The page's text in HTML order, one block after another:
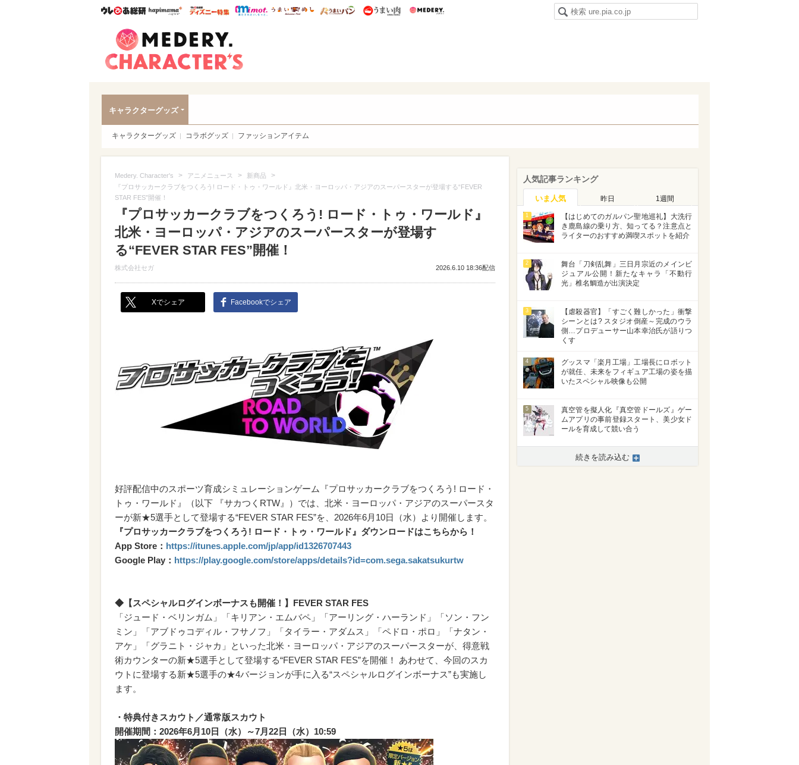
ウレぴあ総研ハピママ* ウレぴあ総研 ディズニー特集
mimot. うまいめし うまいパン うまい肉
キャラクターグッズ
キャラクターグッズ コラボグッズ ファッションアイテム
Medery. Character's > アニメニュース > 新商品 >
『プロサッカークラブをつくろう! ロード・トゥ・ワールド』北米・ヨーロッパ・アジアのスーパースターが登場する“FEVER
STAR FES”開催！
『プロサッカークラブをつくろう! ロード・トゥ・ワールド』
北米・ヨーロッパ・アジアのスーパースターが登場す
る“FEVER STAR FES”開催！
株式会社セガ 2026.6.10 18:36配信
Xでシェア Facebookでシェア
好評配信中のスポーツ育成シミュレーションゲーム『プロサッカークラブをつくろう! ロード・
トゥ・ワールド』（以下 『サカつくRTW』）では、北米・ヨーロッパ・アジアのスーパースタ
ーが新★5選手として登場する“FEVER STAR FES”を、2026年6月10日（水）より開催します。
『プロサッカークラブをつくろう! ロード・トゥ・ワールド』ダウンロードはこちらから！
App Store： https://itunes.apple.com/jp/app/id1326707443
Google Play： https://play.google.com/store/apps/details?id=com.sega.sakatsukurtw
◆【スペシャルログインボーナスも開催！】FEVER STAR FES
「ジュード・ベリンガム」「キリアン・エムバペ」「アーリング・ハーランド」「ソン・フン
ミン」「アブドゥコディル・フサノフ」「タイラー・アダムス」「ペドロ・ポロ」「ナタン・
アケ」「グラニト・ジャカ」といった北米・ヨーロッパ・アジアのスーパースターが、得意戦
術カウンターの新★5選手として登場する“FEVER STAR FES”を開催！ あわせて、今回のスカ
ウトに登場する新★5選手の★4バージョンが手に入る“スペシャルログインボーナス”も実施し
ます。
・特典付きスカウト／通常版スカウト
開催期間：2026年6月10日（水）～7月22日（水）10:59
人気記事ランキング
いま人気 昨日 1週間
1
【はじめてのガルパン聖地巡礼】大洗行
き鹿島線の乗り方、知ってる？注意点と
ライターのおすすめ満喫スポットを紹介
2
舞台「刀剣乱舞」三日月宗近のメインビ
ジュアル公開！新たなキャラ「不動行
光」椎名鯛造が出演決定
3
【虐殺器官】「すごく難しかった」衝撃
シーンとは? スタジオ倒産～完成のウラ
側…プロデューサー山本幸治氏が語りつ
くす
4
グッスマ「楽月工場」工場長にロボット
が就任、未来をフィギュア工場の姿を描
いたスペシャル映像も公開
5
真空管を擬人化『真空管ドールズ』ゲー
ムアプリの事前登録スタート、美少女ド
ールを育成して競い合う
続きを読み込む